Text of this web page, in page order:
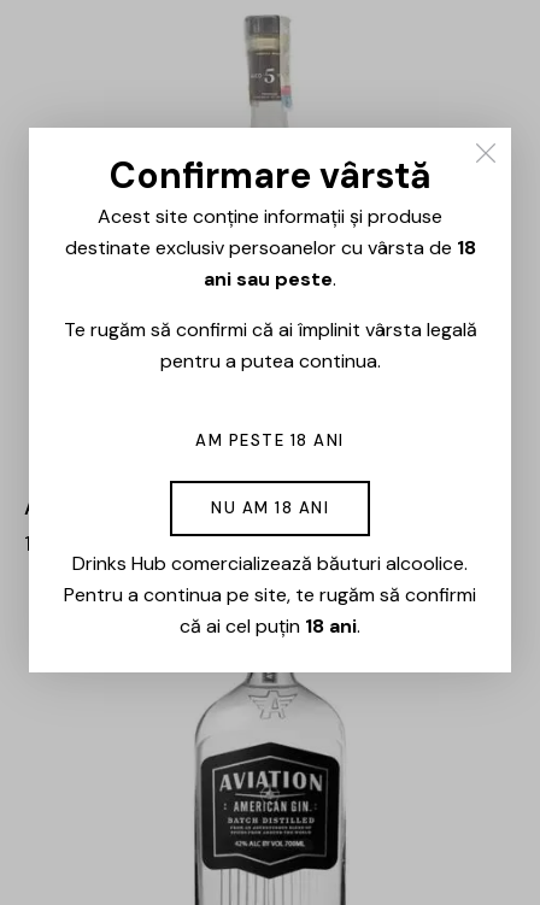
Ararat – 5 ani – 0.7L
108,00 92,00lei
Confirmare vârstă
Acest site conține informații și produse
destinate exclusiv persoanelor cu vârsta de 18
ani sau peste.
Te rugăm să confirmi că ai împlinit vârsta legală
pentru a putea continua.
AM PESTE 18 ANI
NU AM 18 ANI
Drinks Hub comercializează băuturi alcoolice.
Pentru a continua pe site, te rugăm să confirmi
că ai cel puțin 18 ani.